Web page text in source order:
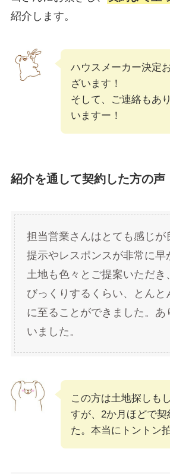
紹介します。
ハウスメーカー決定
ざいます！
そして、ご連絡もあ
いますー！
紹介を通して契約した方の声
担当営業さんはとても感じが
提示やレスポンスが非常に早
土地も色々とご提案いただき
びっくりするくらい、とんと
に至ることができました。あ
いました。
この方は土地探しも
すが、2か月ほどで契
た。本当にトントン